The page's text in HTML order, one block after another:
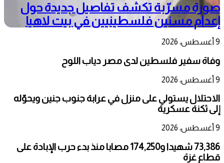
صورة مسرّبة تكشف تفاصيل جديدة حول
إعدام مسنين فلسطينيين في بيت لاهيا
9 أغسطس، 2026
وفاة سفير فلسطين لدى مصر دياب اللوح
9 أغسطس، 2026
الاحتلال يستولي على منزل في عرابة جنوب جنين ويحوّله
إلى ثكنة عسكرية
9 أغسطس، 2026
73,386 شهيدا و174,250 مصابا منذ بدء حرب الإبادة على
قطاع غزة